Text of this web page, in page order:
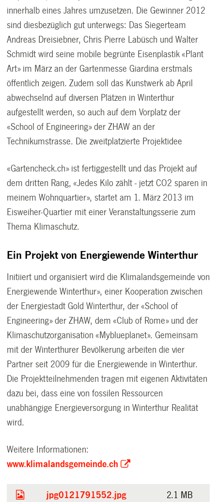
innerhalb eines Jahres umzusetzen. Die Gewinner 2012
sind diesbezüglich gut unterwegs: Das Siegerteam
Andreas Dreisiebner, Chris Pierre Labüsch und Walter
Schmidt wird seine mobile begrünte Eisenplastik «Plant
Art» im März an der Gartenmesse Giardina erstmals
öffentlich zeigen. Zudem soll das Kunstwerk ab April
abwechselnd auf diversen Plätzen in Winterthur
aufgestellt werden, so auch auf dem Vorplatz der
«School of Engineering» der ZHAW an der
Technikumstrasse. Die zweitplatzierte Projektidee
«Gartencheck.ch» ist fertiggestellt und das Projekt auf
dem dritten Rang, «Jedes Kilo zählt - jetzt CO2 sparen in
meinem Wohnquartier», startet am 1. März 2013 im
Eisweiher-Quartier mit einer Veranstaltungsserie zum
Thema Klimaschutz.
Ein Projekt von Energiewende Winterthur
Initiiert und organisiert wird die Klimalandsgemeinde von
Energiewende Winterthur», einer Kooperation zwischen
der Energiestadt Gold Winterthur, der «School of
Engineering» der ZHAW, dem «Club of Rome» und der
Klimaschutzorganisation «Myblueplanet». Gemeinsam
mit der Winterthurer Bevölkerung arbeiten die vier
Partner seit 2009 für die Energiewende in Winterthur.
Die Projektteilnehmenden tragen mit eigenen Aktivitäten
dazu bei, dass eine von fossilen Ressourcen
unabhängige Energieversorgung in Winterthur Realität
wird.
Weitere Informationen:
www.klimalandsgemeinde.ch
jpg0121791552.jpg 2.1 MB